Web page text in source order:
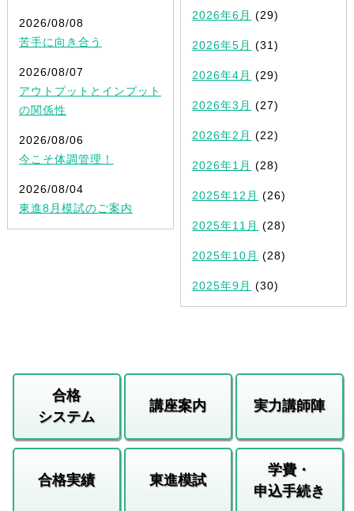
2026/08/08
苦手に向き合う
2026/08/07
アウトプットとインプット
の関係性
2026/08/06
今こそ体調管理！
2026/08/04
東進8月模試のご案内
2026年6月 (29)
2026年5月 (31)
2026年4月 (29)
2026年3月 (27)
2026年2月 (22)
2026年1月 (28)
2025年12月 (26)
2025年11月 (28)
2025年10月 (28)
2025年9月 (30)
合格
システム
講座案内 実力講師陣
合格実績 東進模試
学費・
申込手続き